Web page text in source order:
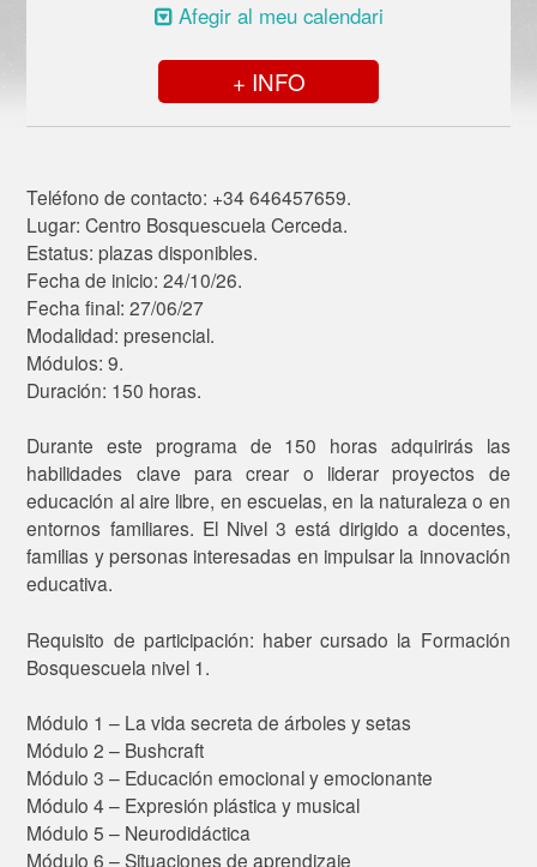
Afegir al meu calendari
+ INFO
Teléfono de contacto: +34 646457659.
Lugar: Centro Bosquescuela Cerceda.
Estatus: plazas disponibles.
Fecha de inicio: 24/10/26.
Fecha final: 27/06/27
Modalidad: presencial.
Módulos: 9.
Duración: 150 horas.
Durante este programa de 150 horas adquirirás las
habilidades clave para crear o liderar proyectos de
educación al aire libre, en escuelas, en la naturaleza o en
entornos familiares. El Nivel 3 está dirigido a docentes,
familias y personas interesadas en impulsar la innovación
educativa.
Requisito de participación: haber cursado la Formación
Bosquescuela nivel 1.
Módulo 1 – La vida secreta de árboles y setas
Módulo 2 – Bushcraft
Módulo 3 – Educación emocional y emocionante
Módulo 4 – Expresión plástica y musical
Módulo 5 – Neurodidáctica
Módulo 6 – Situaciones de aprendizaje